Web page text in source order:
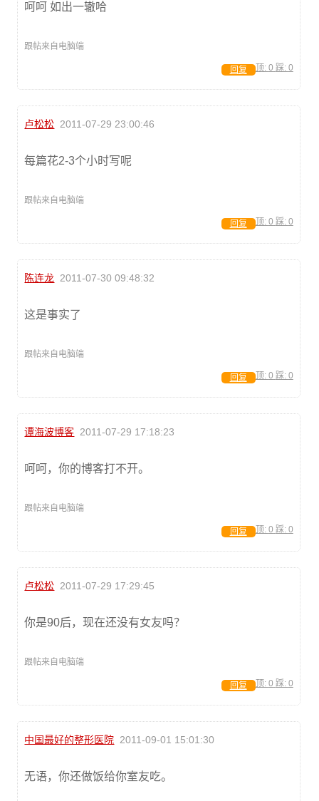
呵呵 如出一辙哈
跟帖来自电脑端
顶: 0 踩: 0
回复
卢松松 2011-07-29 23:00:46
每篇花2-3个小时写呢
跟帖来自电脑端
顶: 0 踩: 0
回复
陈连龙 2011-07-30 09:48:32
这是事实了
跟帖来自电脑端
顶: 0 踩: 0
回复
谭海波博客 2011-07-29 17:18:23
呵呵，你的博客打不开。
跟帖来自电脑端
顶: 0 踩: 0
回复
卢松松 2011-07-29 17:29:45
你是90后，现在还没有女友吗？
跟帖来自电脑端
顶: 0 踩: 0
回复
中国最好的整形医院 2011-09-01 15:01:30
无语，你还做饭给你室友吃。